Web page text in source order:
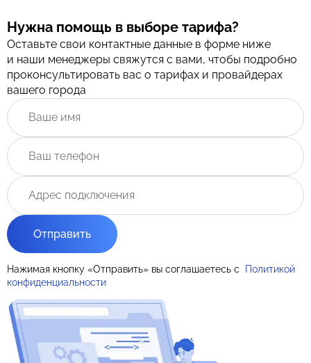
Нужна помощь в выборе тарифа?
Оставьте свои контактные данные в форме ниже
и наши менеджеры свяжутся с вами, чтобы подробно
проконсультировать вас о тарифах и провайдерах
вашего города
Отправить
Нажимая кнопку «Отправить» вы соглашаетесь с
Политикой
конфиденциальности